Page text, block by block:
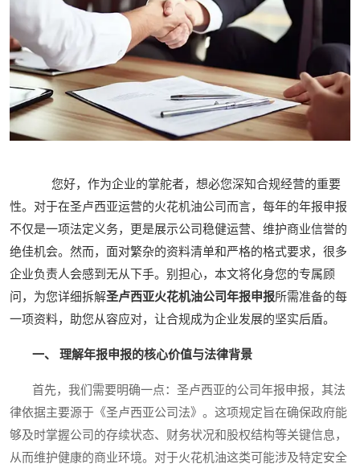
您好，作为企业的掌舵者，想必您深知合规经营的重要
性。对于在圣卢西亚运营的火花机油公司而言，每年的年报申报
不仅是一项法定义务，更是展示公司稳健运营、维护商业信誉的
绝佳机会。然而，面对繁杂的资料清单和严格的格式要求，很多
企业负责人会感到无从下手。别担心，本文将化身您的专属顾
问，为您详细拆解圣卢西亚火花机油公司年报申报所需准备的每
一项资料，助您从容应对，让合规成为企业发展的坚实后盾。
一、 理解年报申报的核心价值与法律背景
首先，我们需要明确一点：圣卢西亚的公司年报申报，其法
律依据主要源于《圣卢西亚公司法》。这项规定旨在确保政府能
够及时掌握公司的存续状态、财务状况和股权结构等关键信息，
从而维护健康的商业环境。对于火花机油这类可能涉及特定安全